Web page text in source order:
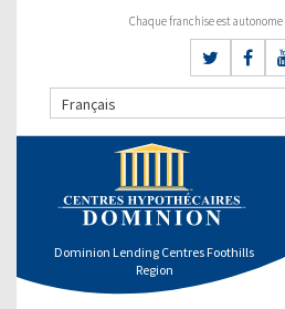
Chaque franchise est
Français
Dominion Lending Centres Foothills
Region